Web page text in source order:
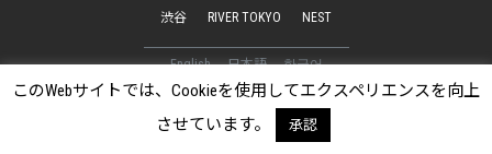
渋谷 RIVER TOKYO NEST
English 日本語 한국어
© 2016-2026 WISE OWL HOSTELS. All Rights Reserved
このWebサイトでは、Cookieを使用してエクスペリエンスを向上
させています。
承認